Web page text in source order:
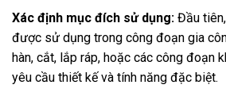
Xác định mục đích sử dụng: Đầu
được sử dụng trong công đoạn gia
hàn, cắt, lắp ráp, hoặc các công đoạn
yêu cầu thiết kế và tính năng đặc biệt.